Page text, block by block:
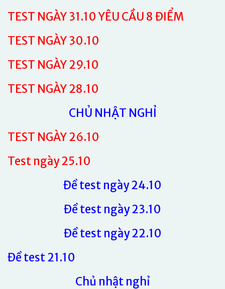
TEST NGÀY 31.10 YÊU CẦU 8 ĐIỂM
TEST NGÀY 30.10
TEST NGÀY 29.10
TEST NGÀY 28.10
CHỦ NHẬT NGHỈ
TEST NGÀY 26.10
Test ngày 25.10
Đề test ngày 24.10
Đề test ngày 23.10
Đề test ngày 22.10
Đề test 21.10
Chủ nhật nghỉ